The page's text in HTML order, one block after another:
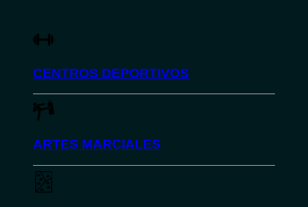
CENTROS DEPORTIVOS
ARTES MARCIALES